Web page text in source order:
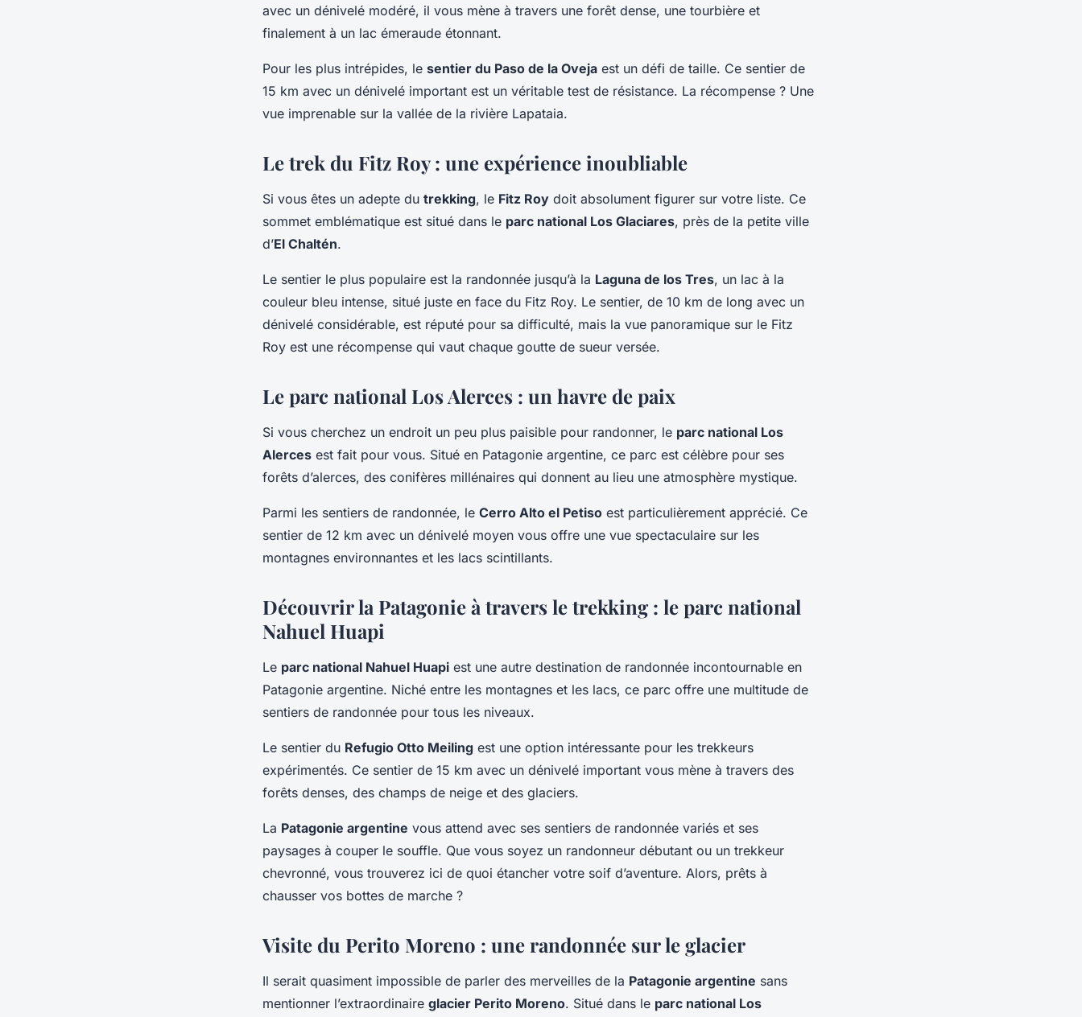
avec un dénivelé modéré, il vous mène à travers une forêt dense, une tourbière et
finalement à un lac émeraude étonnant.
Pour les plus intrépides, le sentier du Paso de la Oveja est un défi de taille. Ce sentier de
15 km avec un dénivelé important est un véritable test de résistance. La récompense ? Une
vue imprenable sur la vallée de la rivière Lapataia.
Le trek du Fitz Roy : une expérience inoubliable
Si vous êtes un adepte du trekking, le Fitz Roy doit absolument figurer sur votre liste. Ce
sommet emblématique est situé dans le parc national Los Glaciares, près de la petite ville
d’El Chaltén.
Le sentier le plus populaire est la randonnée jusqu’à la Laguna de los Tres, un lac à la
couleur bleu intense, situé juste en face du Fitz Roy. Le sentier, de 10 km de long avec un
dénivelé considérable, est réputé pour sa difficulté, mais la vue panoramique sur le Fitz
Roy est une récompense qui vaut chaque goutte de sueur versée.
Le parc national Los Alerces : un havre de paix
Si vous cherchez un endroit un peu plus paisible pour randonner, le parc national Los
Alerces est fait pour vous. Situé en Patagonie argentine, ce parc est célèbre pour ses
forêts d’alerces, des conifères millénaires qui donnent au lieu une atmosphère mystique.
Parmi les sentiers de randonnée, le Cerro Alto el Petiso est particulièrement apprécié. Ce
sentier de 12 km avec un dénivelé moyen vous offre une vue spectaculaire sur les
montagnes environnantes et les lacs scintillants.
Découvrir la Patagonie à travers le trekking : le parc national
Nahuel Huapi
Le parc national Nahuel Huapi est une autre destination de randonnée incontournable en
Patagonie argentine. Niché entre les montagnes et les lacs, ce parc offre une multitude de
sentiers de randonnée pour tous les niveaux.
Le sentier du Refugio Otto Meiling est une option intéressante pour les trekkeurs
expérimentés. Ce sentier de 15 km avec un dénivelé important vous mène à travers des
forêts denses, des champs de neige et des glaciers.
La Patagonie argentine vous attend avec ses sentiers de randonnée variés et ses
paysages à couper le souffle. Que vous soyez un randonneur débutant ou un trekkeur
chevronné, vous trouverez ici de quoi étancher votre soif d’aventure. Alors, prêts à
chausser vos bottes de marche ?
Visite du Perito Moreno : une randonnée sur le glacier
Il serait quasiment impossible de parler des merveilles de la Patagonie argentine sans
mentionner l’extraordinaire glacier Perito Moreno. Situé dans le parc national Los